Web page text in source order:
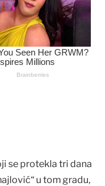
se protekla tri dana
u tom gradu,